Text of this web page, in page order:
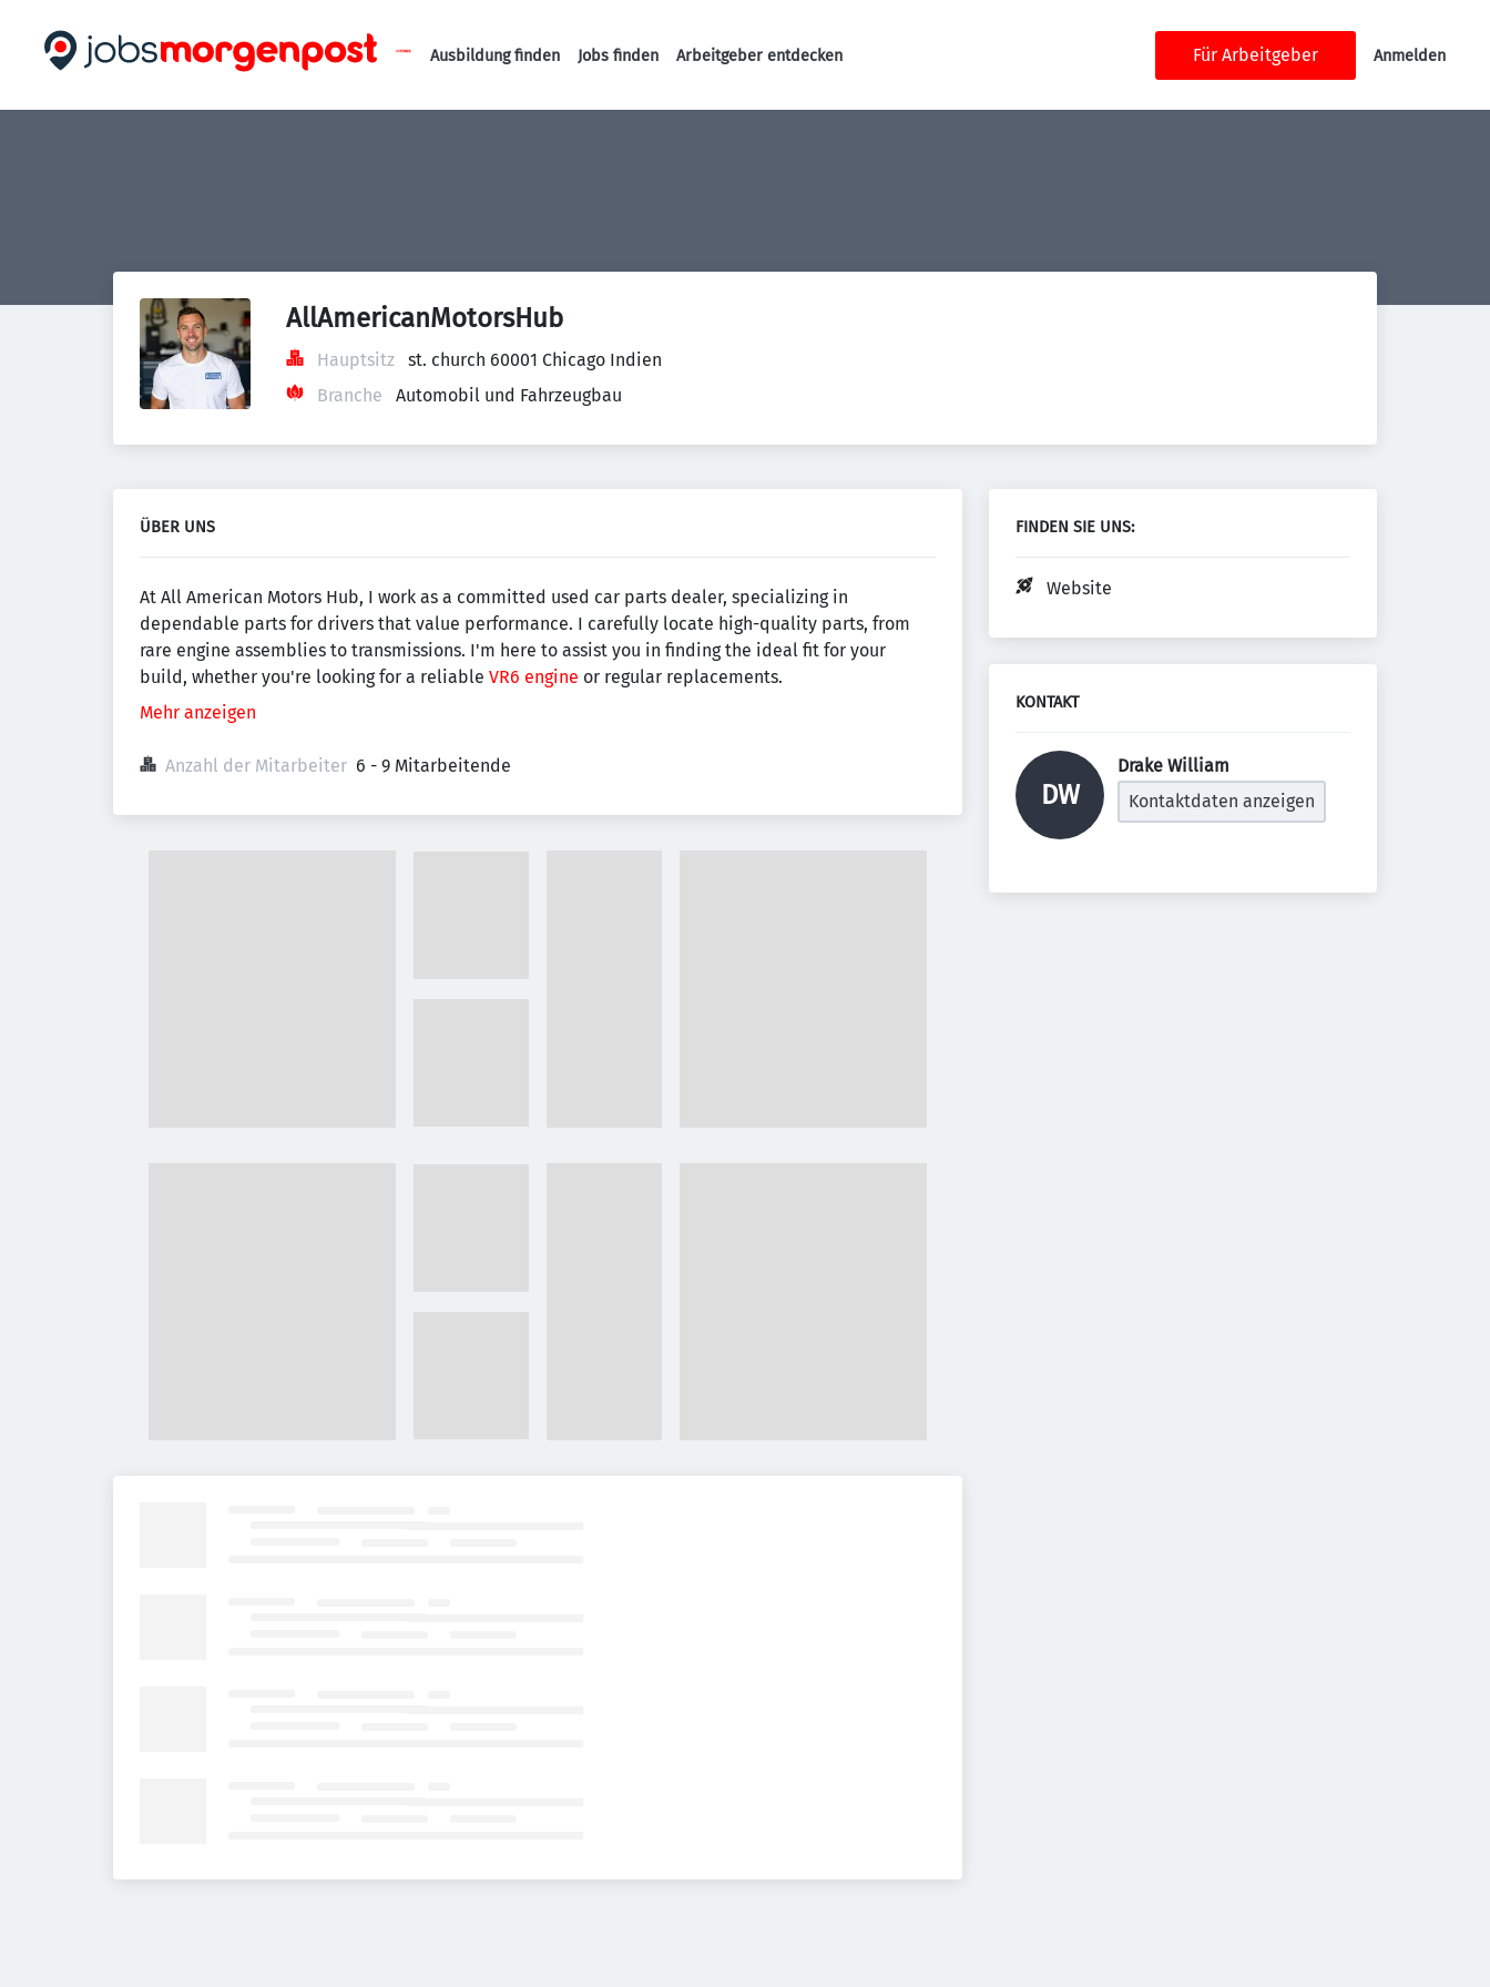
Haupt-Navigation
Ausbildung finden Jobs finden Arbeitgeber entdecken Für Arbeitgeber Anmelden
AllAmericanMotorsHub
Hauptsitz
st. church 60001 Chicago Indien
Branche
Automobil und Fahrzeugbau
ÜBER UNS
At All American Motors Hub, I work as a committed used car parts dealer, specializing in
dependable parts for drivers that value performance. I carefully locate high-quality parts, from
rare engine assemblies to transmissions. I'm here to assist you in finding the ideal fit for your
build, whether you're looking for a reliable VR6 engine or regular replacements.
Mehr anzeigen
Anzahl der Mitarbeiter 6 - 9 Mitarbeitende
FINDEN SIE UNS:
Website
KONTAKT
DW
Drake William
Kontaktdaten anzeigen